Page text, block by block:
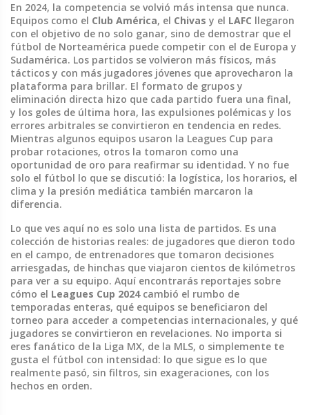
En 2024, la competencia se volvió más intensa que nunca.
Equipos como el Club América, el Chivas y el LAFC llegaron
con el objetivo de no solo ganar, sino de demostrar que el
fútbol de Norteamérica puede competir con el de Europa y
Sudamérica. Los partidos se volvieron más físicos, más
tácticos y con más jugadores jóvenes que aprovecharon la
plataforma para brillar. El formato de grupos y
eliminación directa hizo que cada partido fuera una final,
y los goles de última hora, las expulsiones polémicas y los
errores arbitrales se convirtieron en tendencia en redes.
Mientras algunos equipos usaron la Leagues Cup para
probar rotaciones, otros la tomaron como una
oportunidad de oro para reafirmar su identidad. Y no fue
solo el fútbol lo que se discutió: la logística, los horarios, el
clima y la presión mediática también marcaron la
diferencia.
Lo que ves aquí no es solo una lista de partidos. Es una
colección de historias reales: de jugadores que dieron todo
en el campo, de entrenadores que tomaron decisiones
arriesgadas, de hinchas que viajaron cientos de kilómetros
para ver a su equipo. Aquí encontrarás reportajes sobre
cómo el Leagues Cup 2024cambió el rumbo de
temporadas enteras, qué equipos se beneficiaron del
torneo para acceder a competencias internacionales, y qué
jugadores se convirtieron en revelaciones. No importa si
eres fanático de la Liga MX, de la MLS, o simplemente te
gusta el fútbol con intensidad: lo que sigue es lo que
realmente pasó, sin filtros, sin exageraciones, con los
hechos en orden.